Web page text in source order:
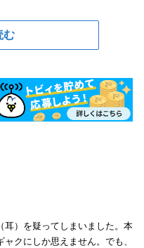
む
耳）を疑ってしまいました。本
クにしか思えません。でも、